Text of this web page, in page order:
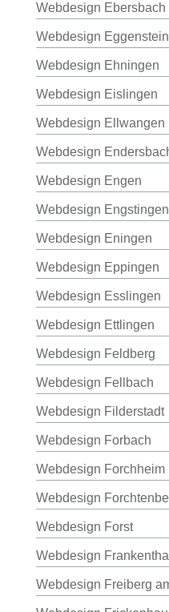
Webdesign Ebersbach
Webdesign
Webdesign Ehningen
Webdesign Eislingen
Webdesign Ellwangen
Webdesign
Webdesign Engen
Webdesign Engstingen
Webdesign Eningen
Webdesign Eppingen
Webdesign Esslingen
Webdesign Ettlingen
Webdesign Feldberg
Webdesign Fellbach
Webdesign Filderstadt
Webdesign Forbach
Webdesign Forchheim
Webdesign
Webdesign Forst
Webdesign Frankenthal
Webdesign Freiberg